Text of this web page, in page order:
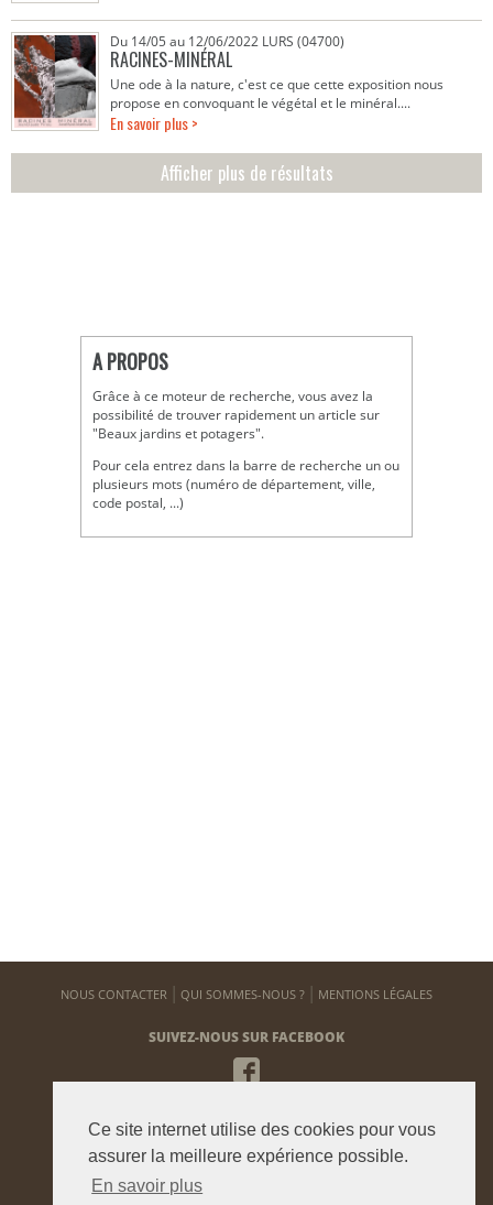
Ce site internet utilise des cookies pour vous
assurer la meilleure expérience possible.
En savoir plus
Du 14/05 au 12/06/2022 LURS (04700)
RACINES-MINÉRAL
Une ode à la nature, c'est ce que cette exposition nous
propose en convoquant le végétal et le minéral....
En savoir plus >
Afficher plus de résultats
A PROPOS
Grâce à ce moteur de recherche, vous avez la
possibilité de trouver rapidement un article sur
"Beaux jardins et potagers".
Pour cela entrez dans la barre de recherche un ou
plusieurs mots (numéro de département, ville,
code postal, ...)
NOUS CONTACTER QUI SOMMES-NOUS ? MENTIONS LÉGALES
SUIVEZ-NOUS SUR FACEBOOK
NEWSLETTER
Pour vous tenir informé de notre actualité